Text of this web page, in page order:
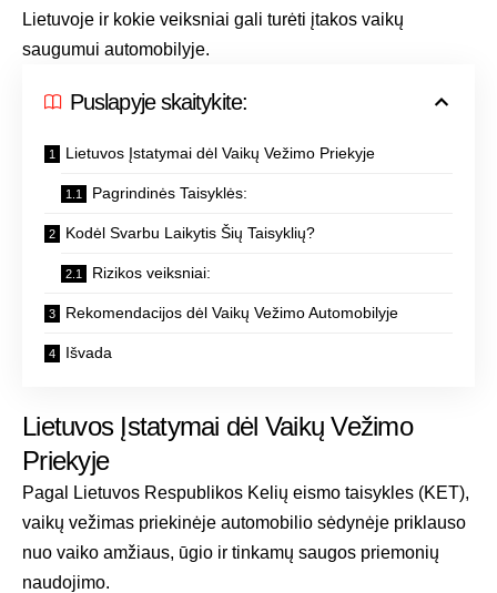
Lietuvoje ir kokie veiksniai gali turėti įtakos vaikų
saugumui automobilyje.
Puslapyje skaitykite:
Lietuvos Įstatymai dėl Vaikų Vežimo Priekyje
Pagrindinės Taisyklės:
Kodėl Svarbu Laikytis Šių Taisyklių?
Rizikos veiksniai:
Rekomendacijos dėl Vaikų Vežimo Automobilyje
Išvada
Lietuvos Įstatymai dėl Vaikų Vežimo
Priekyje
Pagal Lietuvos Respublikos Kelių eismo taisykles (KET),
vaikų vežimas priekinėje automobilio sėdynėje priklauso
nuo vaiko amžiaus, ūgio ir tinkamų saugos priemonių
naudojimo.